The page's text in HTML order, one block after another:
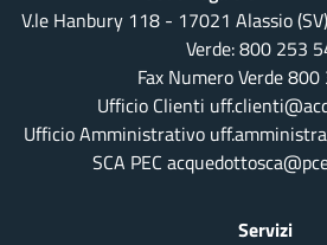
V.le Hanbury 118 - 17021 Alassio
Verde:800 253
Fax Numero Verde
Ufficio Clienti
Ufficio Amministrativo
SCA PEC
Servizi